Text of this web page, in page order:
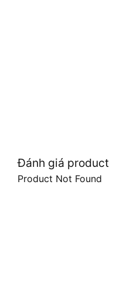
Đánh giá product
Product Not Found